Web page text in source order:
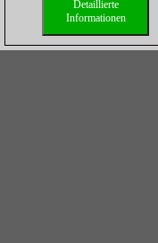
Detaillierte
Informationen